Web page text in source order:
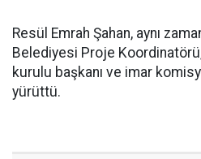
Resül Emrah Şahan, aynı
Belediyesi Proje
kurulu başkanı ve imar
yürüttü.